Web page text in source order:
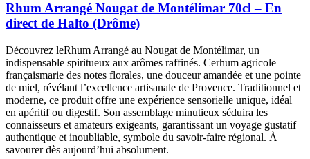
Rhum Arrangé Nougat de Montélimar 70cl – En
direct de Halto (Drôme)
Découvrez leRhum Arrangé au Nougat de Montélimar, un
indispensable spiritueux aux arômes raffinés. Cerhum agricole
françaismarie des notes florales, une douceur amandée et une pointe
de miel, révélant l’excellence artisanale de Provence. Traditionnel et
moderne, ce produit offre une expérience sensorielle unique, idéal
en apéritif ou digestif. Son assemblage minutieux séduira les
connaisseurs et amateurs exigeants, garantissant un voyage gustatif
authentique et inoubliable, symbole du savoir-faire régional. À
savourer dès aujourd’hui absolument.